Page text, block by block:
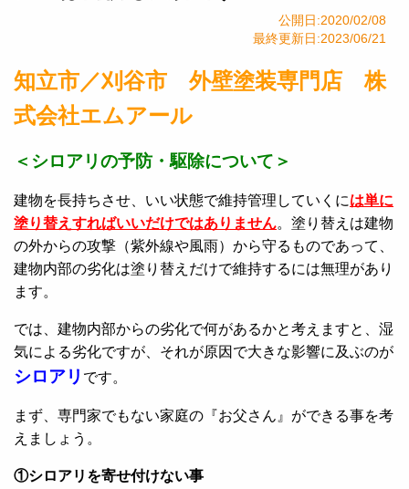
公開日:2020/02/08
最終更新日:2023/06/21
知立市／刈谷市 外壁塗装専門店 株
式会社エムアール
＜シロアリの予防・駆除について＞
建物を長持ちさせ、いい状態で維持管理していくには単に
塗り替えすればいいだけではありません。塗り替えは建物
の外からの攻撃（紫外線や風雨）から守るものであって、
建物内部の劣化は塗り替えだけで維持するには無理があり
ます。
では、建物内部からの劣化で何があるかと考えますと、湿
気による劣化ですが、それが原因で大きな影響に及ぶのが
シロアリ です。
まず、専門家でもない家庭の『お父さん』ができる事を考
えましょう。
①シロアリを寄せ付けない事